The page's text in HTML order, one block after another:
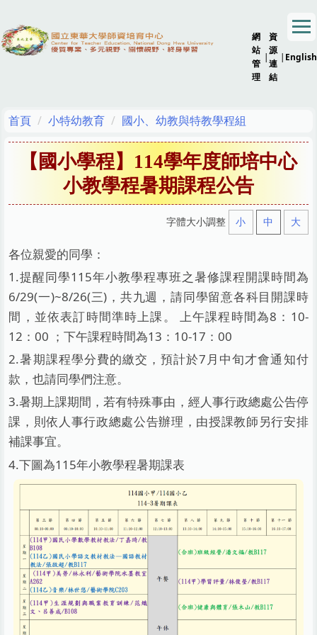
到
主
要
網
站
管
理
|
資
源
連
結
| English
首頁 小特幼教育 國小、幼教與特教學程組
【國小學程】114學年度師培中心
小教學程暑期課程公告
字體大小調整 小 中 大
各位親愛的同學：
1.提醒同學115年小教學程專班之暑修課程開課時間為
6/29(一)~8/26(三)，共九週，請同學留意各科目開課時
間，並依表訂時間準時上課。 上午課程時間為8：10-
12：00 ；下午課程時間為13：10-17：00
2.暑期課程學分費的繳交，預計於7月中旬才會通知付
款，也請同學們注意。
3.暑期上課期間，若有特殊事由，經人事行政總處公告停
課，則依人事行政總處公告辦理，由授課教師另行安排
補課事宜。
4.下圖為115年小教學程暑期課表